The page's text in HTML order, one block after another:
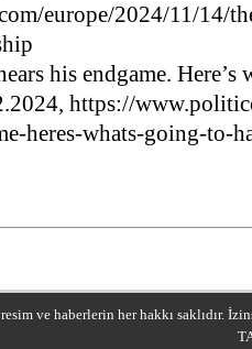
europe/2024/11/14/
his endgame. Here’s
https://
heres-whats-going-to-
ve haberlerin her hakkı saklıdır.